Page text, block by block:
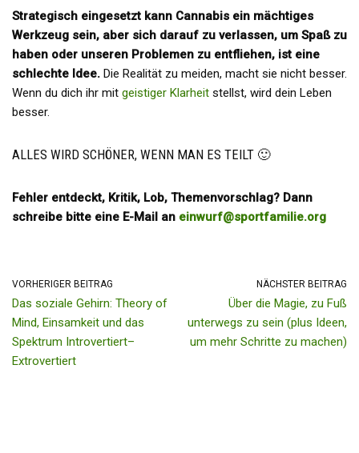
Strategisch eingesetzt kann Cannabis ein mächtiges
Werkzeug sein, aber sich darauf zu verlassen, um Spaß zu
haben oder unseren Problemen zu entfliehen, ist eine
schlechte Idee. Die Realität zu meiden, macht sie nicht besser.
Wenn du dich ihr mit geistiger Klarheit stellst, wird dein Leben
besser.
ALLES WIRD SCHÖNER, WENN MAN ES TEILT 🙂
Fehler entdeckt, Kritik, Lob, Themenvorschlag? Dann
schreibe bitte eine E-Mail an einwurf@sportfamilie.org
VORHERIGER BEITRAG
Das soziale Gehirn: Theory of
Mind, Einsamkeit und das
Spektrum Introvertiert–
Extrovertiert
NÄCHSTER BEITRAG
Über die Magie, zu Fuß
unterwegs zu sein (plus Ideen,
um mehr Schritte zu machen)